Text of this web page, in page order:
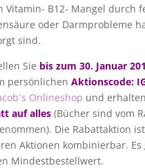
Vitamin- B12- Mangel durch
oder Darmprobleme
sind.
Sie bis zum 30. Januar
persönlichen Aktionscode:
Onlineshop und
auf alles(Bücher sind vom
Die Rabattaktion
Aktionen kombinierbar. Es
Mindestbestellwert.